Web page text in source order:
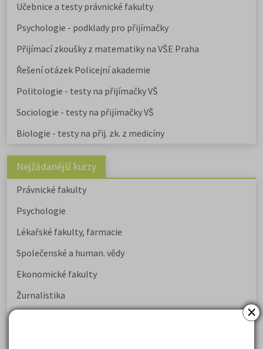
×
Učebnice a testy právnické fakulty
Psychologie - podklady pro přijímačky
Přijímací zkoušky z matematiky na VŠE Praha
Řešení otázek Policejní akademie
Politologie - testy na přijímačky VŠ
Sociologie - testy na přijímačky VŠ
Biologie - testy na přij. zk. z medicíny
Nejžádanější kurzy
Právnické fakulty
Psychologie
Lékařské fakulty, farmacie
Společenské a human. vědy
Ekonomické fakulty
Žurnalistika